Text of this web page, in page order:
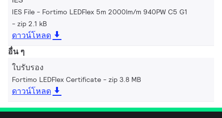
IES File - Fortimo LEDFlex 5m 2000lm/m 940PW C5 G1
zip 2.1 kB
ดาวน์โหลด
อื่น ๆ
ใบรับรอง
Fortimo LEDFlex Certificate zip 3.8 MB
ดาวน์โหลด